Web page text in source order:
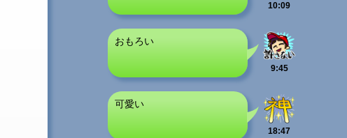
10:09
9:45
おもろい
18:47
可愛い